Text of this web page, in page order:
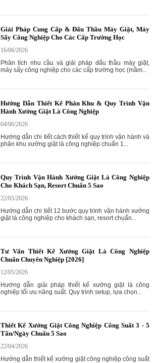
Giải Pháp Cung Cấp & Đấu Thầu Máy Giặt, Máy
Sấy Công Nghiệp Cho Các Cấp Trường Học
16/06/2026
Phân tích nhu cầu và giải pháp đấu thầu máy giặt,
máy sấy công nghiệp cho các cấp trường học (mầm...
Hướng Dẫn Thiết Kế Phân Khu & Quy Trình Vận
Hành Xưởng Giặt Là Công Nghiệp
04/06/2026
Hướng dẫn chi tiết cách thiết kế quy trình vận hành và
phân khu xưởng giặt là công nghiệp chuẩn 1...
Quy Trình Vận Hành Xưởng Giặt Là Công Nghiệp
Cho Khách Sạn, Resort Chuẩn 5 Sao
22/05/2026
Hướng dẫn chi tiết 12 bước quy trình vận hành xưởng
giặt là công nghiệp cho khách sạn, resort chuẩn...
Tư Vấn Thiết Kế Xưởng Giặt Là Công Nghiệp
Chuẩn Chuyên Nghiệp [2026]
12/05/2026
Hướng dẫn giải pháp thiết kế xưởng giặt là công
nghiệp tối ưu năng suất. Quy trình setup, lựa chọn...
Thiết Kế Xưởng Giặt Công Nghiệp Công Suất 3 - 5
Tấn/Ngày Chuẩn 5 Sao
22/04/2026
Hướng dẫn thiết kế xưởng giặt công nghiệp công suất